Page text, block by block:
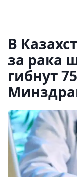
В
за рака
гибнут